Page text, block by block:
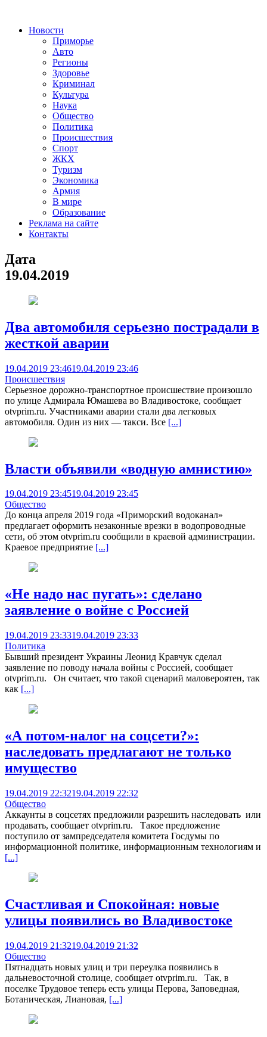
Новости
Приморье
Авто
Регионы
Здоровье
Криминал
Культура
Наука
Общество
Политика
Происшествия
Спорт
ЖКХ
Туризм
Экономика
Армия
В мире
Образование
Реклама на сайте
Контакты
Дата
19.04.2019
Два автомобиля серьезно пострадали в
жесткой аварии
19.04.2019 23:4619.04.2019 23:46
Происшествия
Серьезное дорожно-транспортное происшествие произошло
по улице Адмирала Юмашева во Владивостоке, сообщает
otvprim.ru. Участниками аварии стали два легковых
автомобиля. Один из них — такси. Все [...]
Власти объявили «водную амнистию»
19.04.2019 23:4519.04.2019 23:45
Общество
До конца апреля 2019 года «Приморский водоканал»
предлагает оформить незаконные врезки в водопроводные
сети, об этом otvprim.ru сообщили в краевой администрации.
Краевое предприятие [...]
«Не надо нас пугать»: cделано
заявление о войне с Россией
19.04.2019 23:3319.04.2019 23:33
Политика
Бывший президент Украины Леонид Кравчук сделал
заявление по поводу начала войны с Россией, сообщает
otvprim.ru. Он считает, что такой сценарий маловероятен, так
как [...]
«А потом-налог на соцсети?»:
наследовать предлагают не только
имущество
19.04.2019 22:3219.04.2019 22:32
Общество
Аккаунты в соцсетях предложили разрешить наследовать или
продавать, сообщает otvprim.ru. Такое предложение
поступило от зампредседателя комитета Госдумы по
информационной политике, информационным технологиям и
[...]
Счастливая и Спокойная: новые
улицы появились во Владивостоке
19.04.2019 21:3219.04.2019 21:32
Общество
Пятнадцать новых улиц и три переулка появились в
дальневосточной столице, сообщает otvprim.ru. Так, в
поселке Трудовое теперь есть улицы Перова, Заповедная,
Ботаническая, Лиановая, [...]